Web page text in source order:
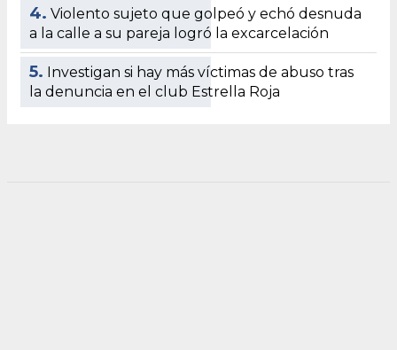
4. Violento sujeto que golpeó y echó desnuda
a la calle a su pareja logró la excarcelación
5. Investigan si hay más víctimas de abuso tras
la denuncia en el club Estrella Roja